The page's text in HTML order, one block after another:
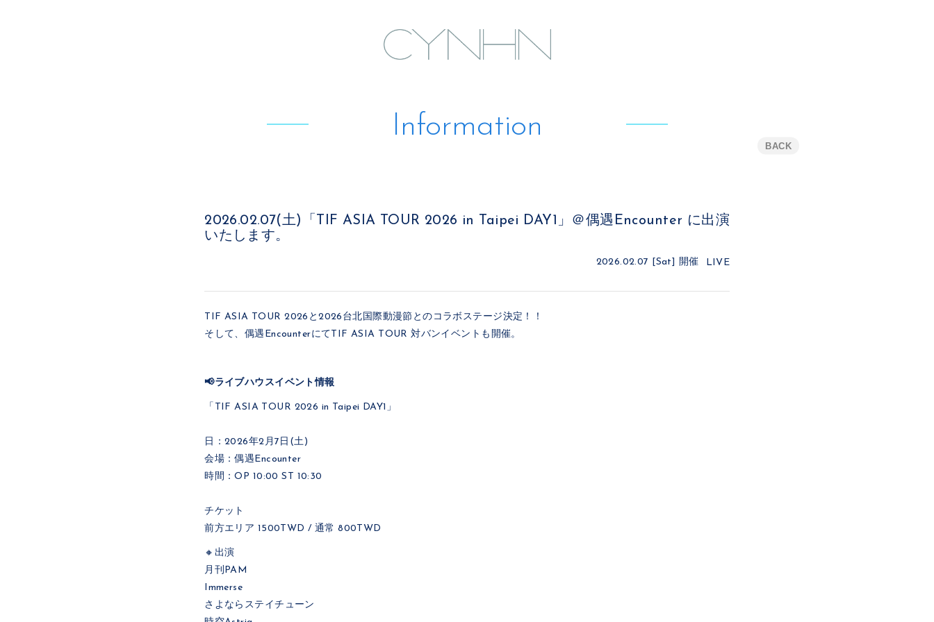
Information
BACK
2026.02.07(土)「TIF ASIA TOUR 2026 in Taipei DAY1」＠偶遇Encounter に出演
いたします。
2026.02.07 [Sat] 開催 LIVE
TIF ASIA TOUR 2026と2026台北国際動漫節とのコラボステージ決定！！
そして、偶遇EncounterにてTIF ASIA TOUR 対バンイベントも開催。
📢ライブハウスイベント情報
「TIF ASIA TOUR 2026 in Taipei DAY1」
日：2026年2月7日(土)
会場：偶遇Encounter
時間：OP 10:00 ST 10:30
チケット
前方エリア 1500TWD / 通常 800TWD
🔸出演
月刊PAM
Immerse
さよならステイチューン